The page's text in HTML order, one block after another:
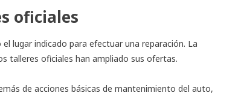
oficiales
lugar indicado para efectuar una reparación. La
talleres oficiales han ampliado sus ofertas.
de acciones básicas de mantenimiento del auto,